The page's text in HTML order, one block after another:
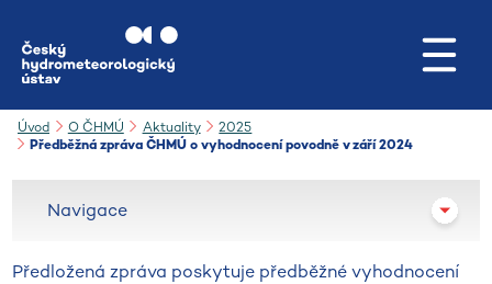
Úvod O ČHMÚ Aktuality
2025
Předběžná zpráva ČHMÚ o vyhodnocení povodně v září 2024
Předložená zpráva poskytuje předběžné vyhodnocení
Navigace